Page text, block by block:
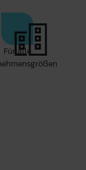
Für alle